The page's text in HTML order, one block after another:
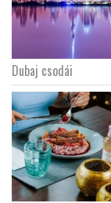
Dubaj csodái